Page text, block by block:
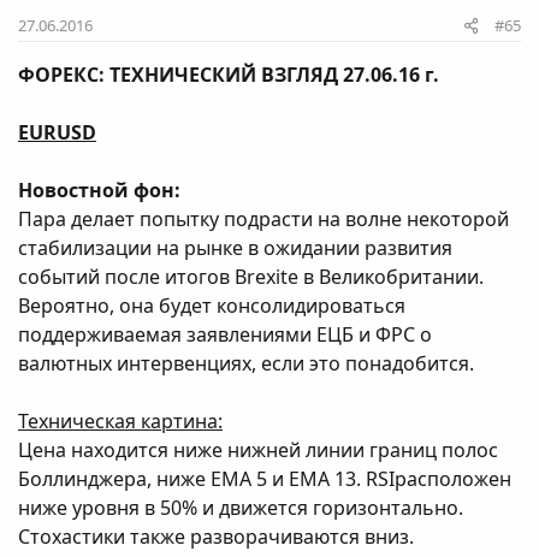
27.06.2016 #65
ФОРЕКС: ТЕХНИЧЕСКИЙ ВЗГЛЯД 27.06.16 г.
EURUSD
Новостной фон:
Пара делает попытку подрасти на волне некоторой
стабилизации на рынке в ожидании развития
событий после итогов Brexite в Великобритании.
Вероятно, она будет консолидироваться
поддерживаемая заявлениями ЕЦБ и ФРС о
валютных интервенциях, если это понадобится.
Техническая картина:
Цена находится ниже нижней линии границ полос
Боллинджера, ниже ЕМА 5 и ЕМА 13. RSIрасположен
ниже уровня в 50% и движется горизонтально.
Стохастики также разворачиваются вниз.